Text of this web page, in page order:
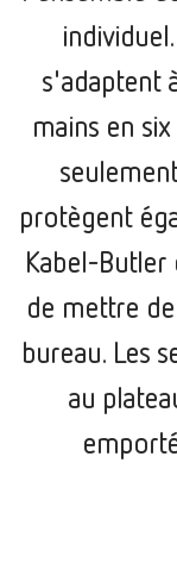
s'adaptent
mains en
protègent
Kabel-
de mettre
bureau. Les
au